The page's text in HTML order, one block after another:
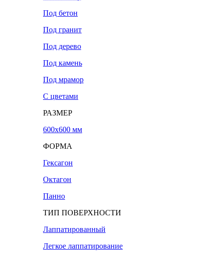
Под бетон
Под гранит
Под дерево
Под камень
Под мрамор
С цветами
РАЗМЕР
600х600 мм
ФОРМА
Гексагон
Октагон
Панно
ТИП ПОВЕРХНОСТИ
Лаппатированный
Легкое лаппатирование